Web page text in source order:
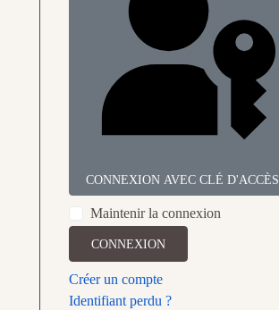
CONNEXION AVEC CLÉ D'ACCÈS
Maintenir la connexion
CONNEXION
Créer un compte
Identifiant perdu ?